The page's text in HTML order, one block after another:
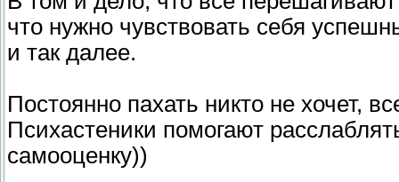
что нужно чувствовать себя
и так далее.
Постоянно пахать никто не хочет,
Психастеники помогают
самооценку))